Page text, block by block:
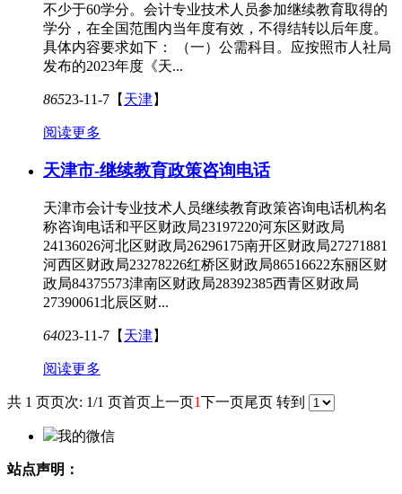
不少于60学分。会计专业技术人员参加继续教育取得的
学分，在全国范围内当年度有效，不得结转以后年度。
具体内容要求如下： （一）公需科目。应按照市人社局
发布的2023年度《天...
86523-11-7 【 天津】
阅读更多
天津市-继续教育政策咨询电话
天津市会计专业技术人员继续教育政策咨询电话机构名
称咨询电话和平区财政局23197220河东区财政局
24136026河北区财政局26296175南开区财政局27271881
河西区财政局23278226红桥区财政局86516622东丽区财
政局84375573津南区财政局28392385西青区财政局
27390061北辰区财...
64023-11-7 【 天津】
阅读更多
共 1 页页次: 1/1 页首页 上一页1下一页尾页 转到
我的微信
站点声明：